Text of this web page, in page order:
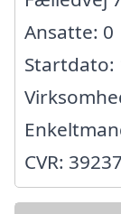
Ansatte: 0
Startdato:
CVR: